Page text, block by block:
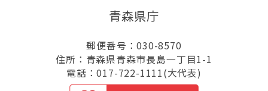
青森県庁
郵便番号：030-8570
住所：青森県青森市長島一丁目1-1
電話：017-722-1111(大代表)